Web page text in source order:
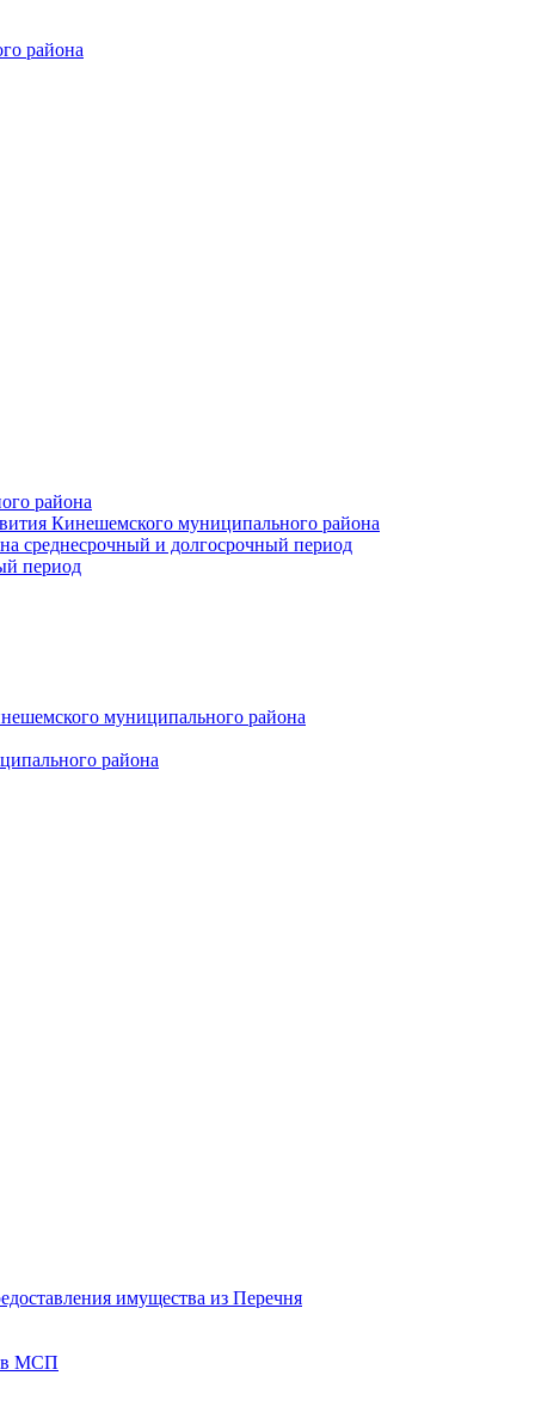
района
района
Кинешемского муниципального района
среднесрочный и долгосрочный период
период
муниципального района
района
имущества из Перечня
МСП